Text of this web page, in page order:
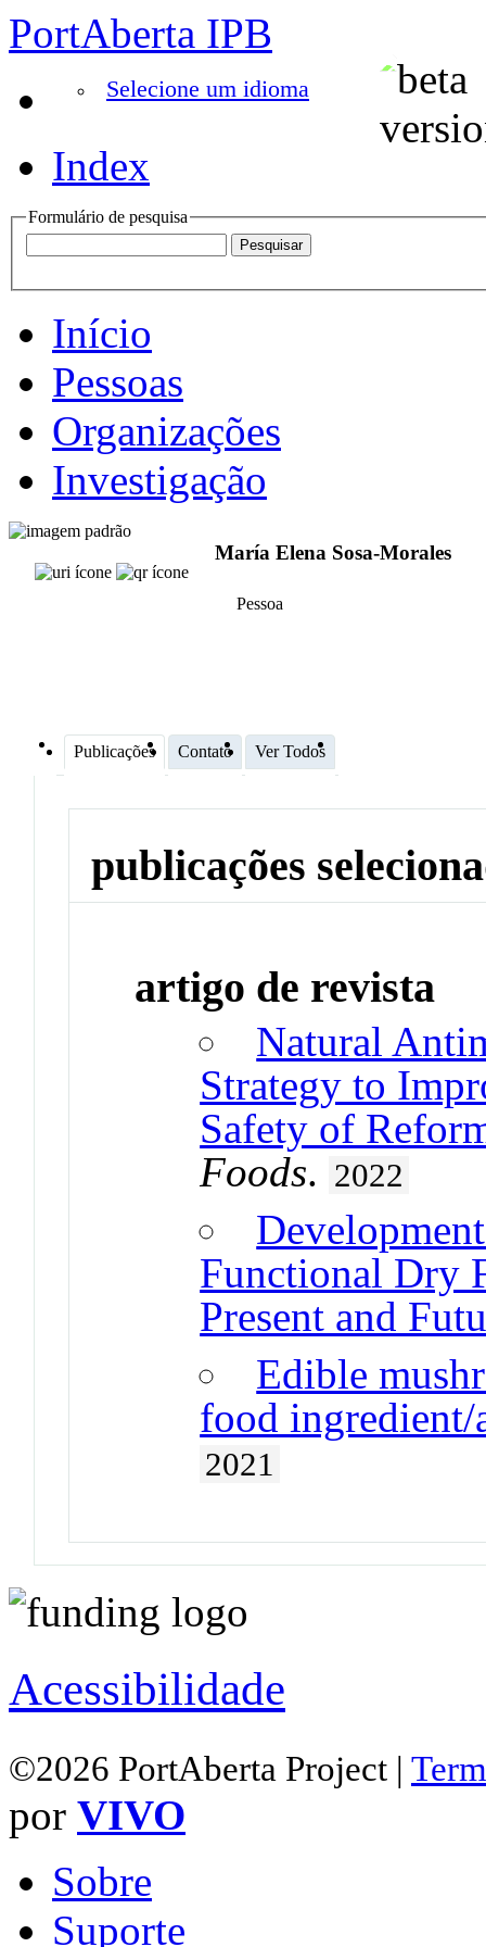
PortAberta IPB
Selecione um idioma
Index
Formulário de pesquisa
Início
Pessoas
Organizações
Investigação
María Elena Sosa-Morales
Pessoa
Publicações Contato Ver Todos
publicações
artigo de revista
Natural
Strategy to
Safety of
Foods. 2022
Functional Dry
Present and
Edible
food ingredient/
2021
Acessibilidade
©2026 PortAberta Project |
por VIVO
Sobre
Suporte